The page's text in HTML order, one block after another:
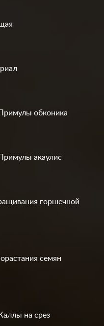
обконика
акаулис
горшечной
семян
на срез